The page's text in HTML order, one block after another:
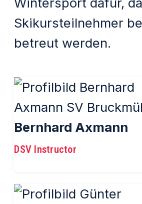
Skikursteilnehmer
betreut werden.
Bernhard Axmann
DSV Instructor